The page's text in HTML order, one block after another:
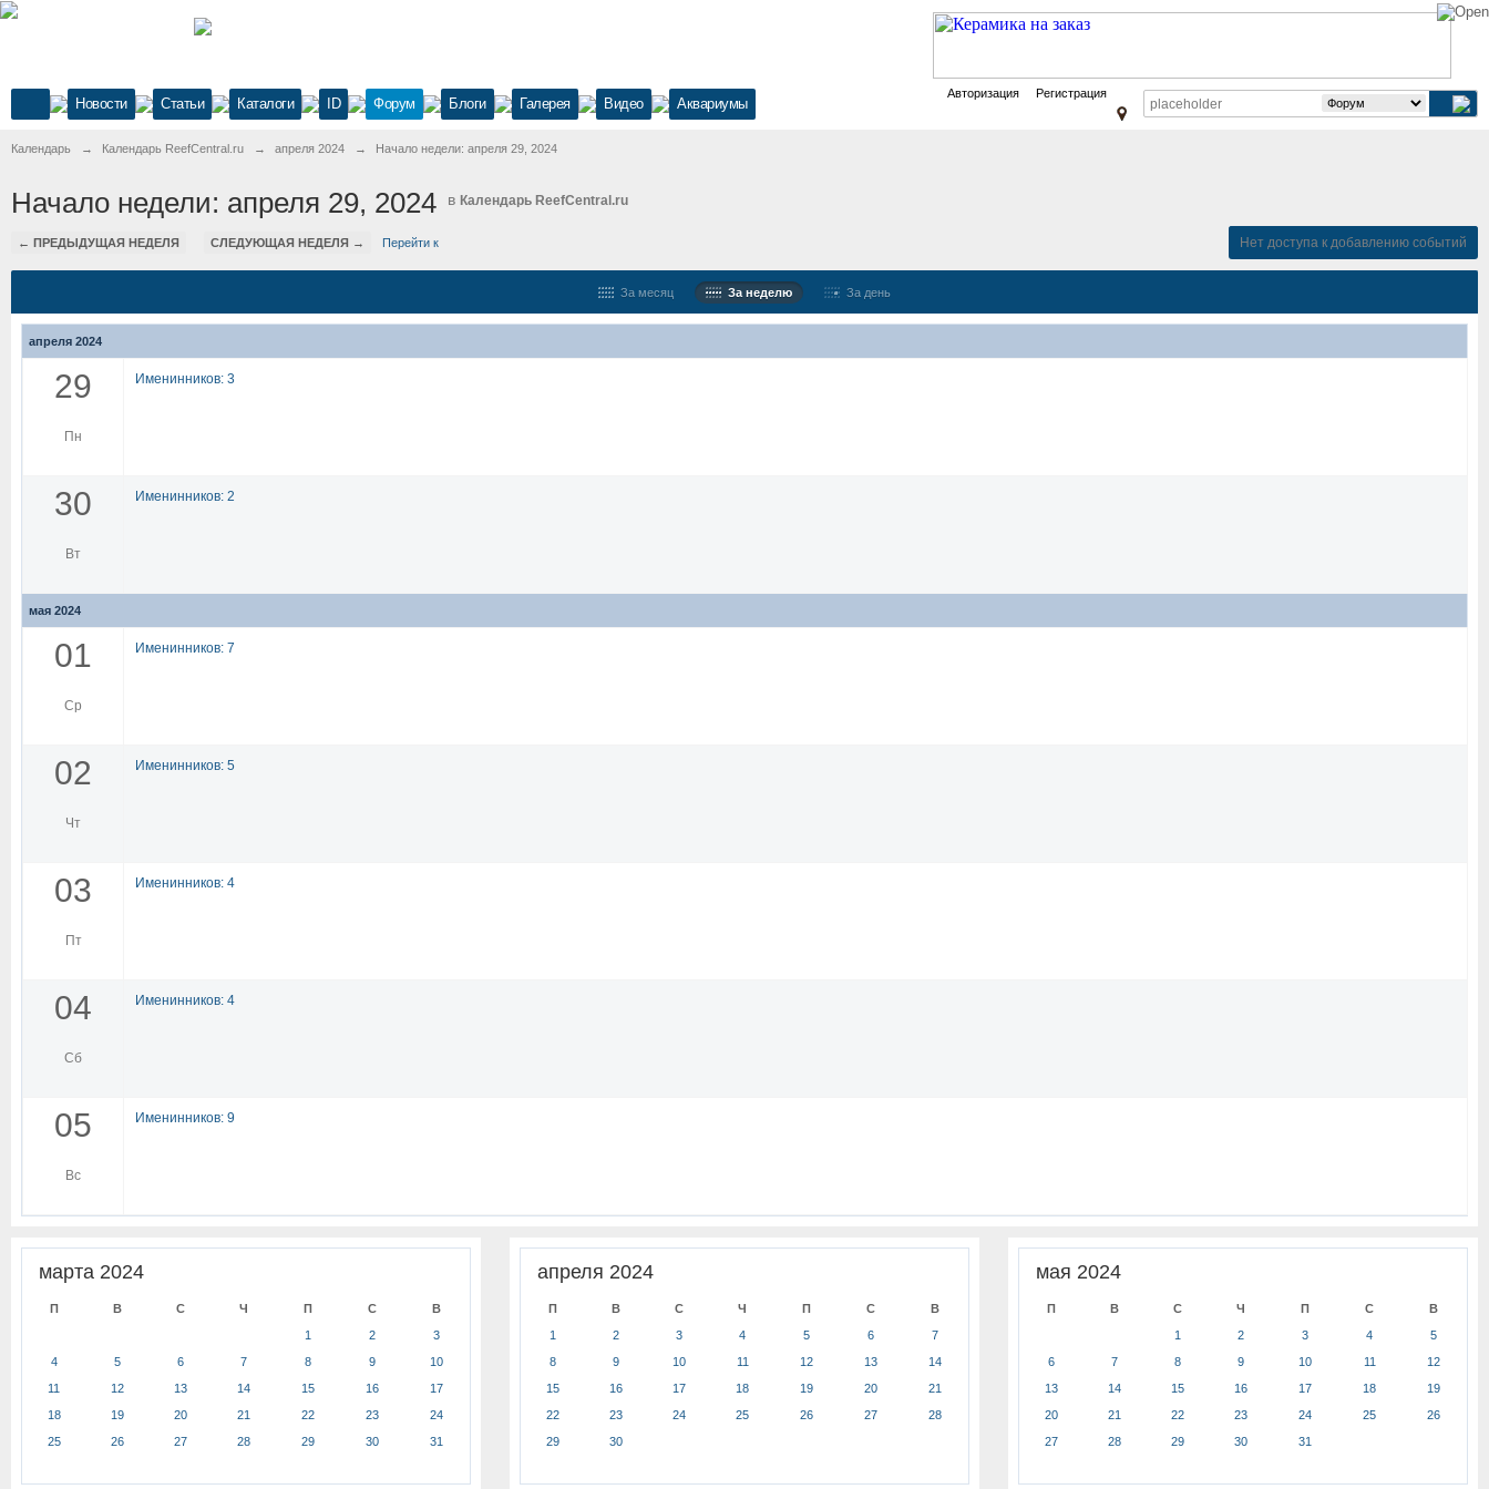
Новости Статьи Каталоги ID Форум Блоги Галерея Видео Аквариумы
Авторизация Регистрация
Календарь → Календарь ReefCentral.ru → апреля 2024 → Начало недели: апреля 29, 2024
Начало недели: апреля 29, 2024 в Календарь ReefCentral.ru
← ПРЕДЫДУЩАЯ НЕДЕЛЯ СЛЕДУЮЩАЯ НЕДЕЛЯ → Перейти к Нет доступа к добавлению событий
За месяц За неделю За день
апреля 2024
29
Пн
Именинников: 3
30
Вт
Именинников: 2
мая 2024
01
Ср
Именинников: 7
02
Чт
Именинников: 5
03
Пт
Именинников: 4
04
Сб
Именинников: 4
05
Вс
Именинников: 9
марта 2024
П В С Ч П С
В
1
2
3
4
5 6 7 8 9
10
11
12 13 14 15 16
17
18
19 20 21 22 23
24
25
26 27 28 29 30 31
апреля 2024
П В С Ч П С
В
1
2 3 4 5 6
7
8
9 10 11 12 13
14
15
16 17 18 19 20
21
22
23 24 25 26 27
28
29
30
мая 2024
П В С Ч П С
В
1
2 3 4
5
6
7 8 9 10 11
12
13
14 15 16 17 18
19
20
21 22 23 24 25
26
27
28 29 30 31